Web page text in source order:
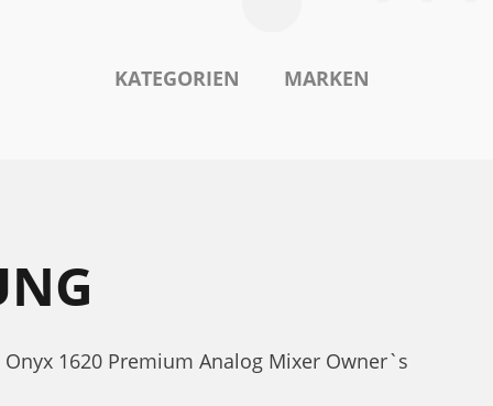
KATEGORIEN MARKEN
1620 Premium Analog Mixer Owner`s